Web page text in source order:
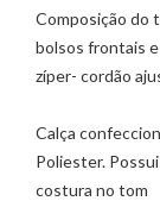
Composição do
bolsos frontais
zíper- cordão
Calça
Poliester.
costura no tom